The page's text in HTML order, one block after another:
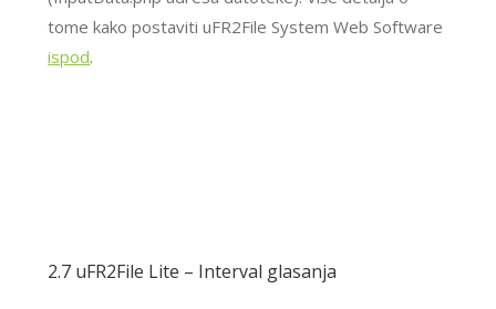
tome kako postaviti uFR2File System Web Software
ispod.
2.7 uFR2File Lite – Interval glasanja